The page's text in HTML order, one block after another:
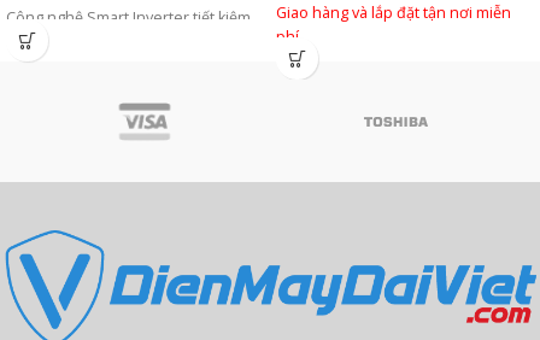
Công nghệ Smart Inverter tiết kiệm
điện, vận hành êm ái
Bộ lọc khử mùi than hoạt tính
Luồng khí đa chiều
Bảng điều khiển LED cảm ứng
519 lít phù hợp với gia đình từ 5 – 7
Tủ lớn - Side by side - 2 cánh
Tham khảo thêm tại lg.com
Giao hàng và lắp đặt tận nơi miễn
phí
406 lít, phù hợp cho gia đình
người
Hệ thống làm đá tự động
Ngăn Đông Mềm Linh Hoạt 4 Chế Độ
điện
Thiết kế Bespoke